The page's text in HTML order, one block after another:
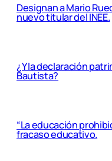
Designan a Mario
nuevo titular del INEE.
¿Y la declaración
Bautista?
“La educación
fracaso educativo.